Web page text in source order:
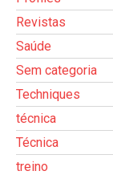
Revistas
Saúde
Sem categoria
Techniques
técnica
Técnica
treino